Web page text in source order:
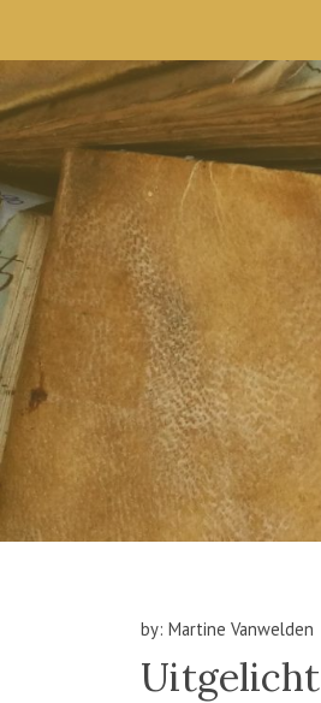
by: Martine Vanwelden
Uitgelicht